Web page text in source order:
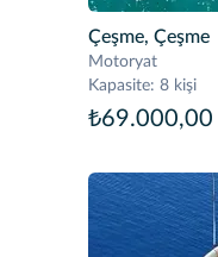
Çeşme, Çeşme
Motoryat
Kapasite: 8 kişi
₺69.000,00